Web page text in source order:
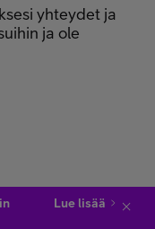
yhteydet ja
ja ole
Lue lisää